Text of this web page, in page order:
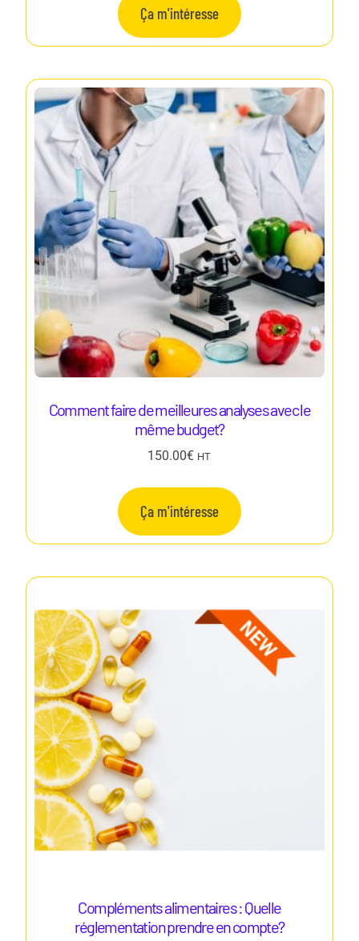
Ça m'intéresse
Comment faire de meilleures analyses avec le
même budget?
150.00€ HT
Ça m'intéresse
Compléments alimentaires : Quelle
réglementation prendre en compte?